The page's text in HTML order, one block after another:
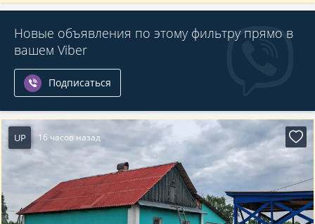
Новые объявления по этому фильтру прямо в
вашем Viber
Подписаться
UP 16 часов назад